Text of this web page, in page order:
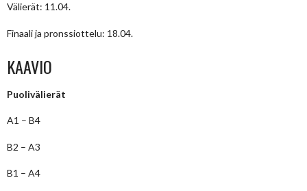
Välierät: 11.04.
Finaali ja pronssiottelu: 18.04.
KAAVIO
Puolivälierät
A1 – B4
B2 – A3
B1 – A4